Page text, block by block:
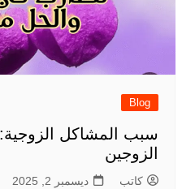
Blog
سبب المشاكل
الزوجين
كاتب ديسمبر 2, 2025